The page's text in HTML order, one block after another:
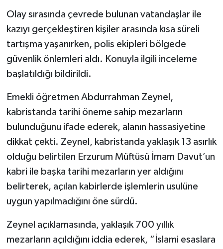
Olay sırasında çevrede bulunan vatandaşlar ile
kazıyı gerçekleştiren kişiler arasında kısa süreli
tartışma yaşanırken, polis ekipleri bölgede
güvenlik önlemleri aldı. Konuyla ilgili inceleme
başlatıldığı bildirildi.
Emekli öğretmen Abdurrahman Zeynel,
kabristanda tarihi öneme sahip mezarların
bulunduğunu ifade ederek, alanın hassasiyetine
dikkat çekti. Zeynel, kabristanda yaklaşık 13 asırlık
olduğu belirtilen Erzurum Müftüsü İmam Davut’un
kabri ile başka tarihi mezarların yer aldığını
belirterek, açılan kabirlerde işlemlerin usulüne
uygun yapılmadığını öne sürdü.
Zeynel açıklamasında, yaklaşık 700 yıllık
mezarların açıldığını iddia ederek, “İslami esaslara